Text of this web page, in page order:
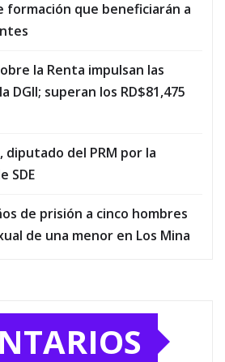
formación que beneficiarán a
la Renta impulsan las
DGII; superan los RD$81,475
diputado del PRM por la
SDE
de prisión a cinco hombres
de una menor en Los Mina